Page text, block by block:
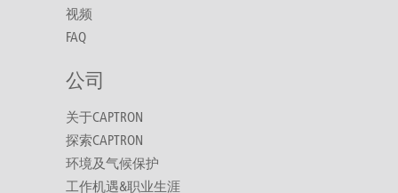
视频
FAQ
公司
关于CAPTRON
探索CAPTRON
环境及气候保护
工作机遇&职业生涯